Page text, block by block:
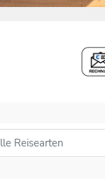
Reisearten